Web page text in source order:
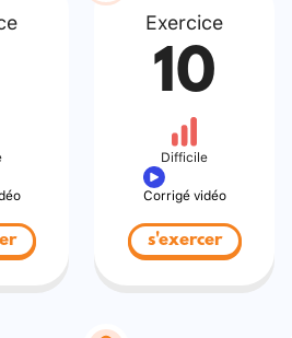
Exercice
10
Difficile
Corrigé vidéo
s'exercer